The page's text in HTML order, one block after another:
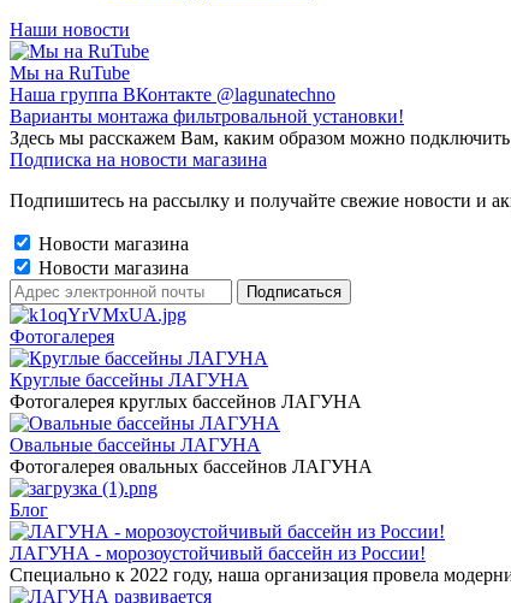
Наши новости
Мы на RuTube
Наша группа ВКонтакте @lagunatechno
Варианты монтажа фильтровальной установки!
Здесь мы расскажем Вам, каким образом можно подключить
Подписка на новости магазина
Подпишитесь на рассылку и получайте свежие новости и
Новости магазина
Новости магазина
Фотогалерея
Круглые бассейны ЛАГУНА
Фотогалерея круглых бассейнов ЛАГУНА
Овальные бассейны ЛАГУНА
Фотогалерея овальных бассейнов ЛАГУНА
Блог
ЛАГУНА - морозоустойчивый бассейн из России!
Специально к 2022 году, наша организация провела